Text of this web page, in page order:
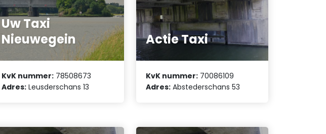
Uw Taxi
Nieuwegein
KvK nummer: 78508673
Adres: Leusderschans 13
Actie Taxi
KvK nummer: 70086109
Adres: Abstederschans 53